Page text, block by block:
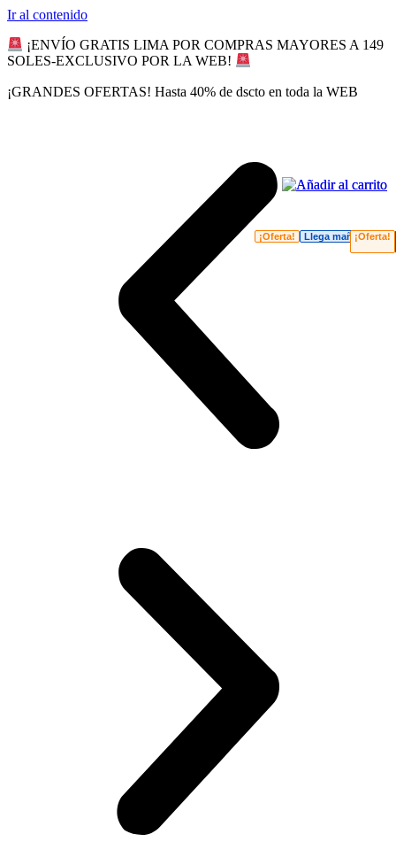
Ir al contenido
¡ENVÍO GRATIS LIMA POR COMPRAS MAYORES A 149
SOLES-EXCLUSIVO POR LA WEB!
¡GRANDES OFERTAS! Hasta 40% de dscto en toda la WEB
¡Oferta! Llega mañana¡Oferta!